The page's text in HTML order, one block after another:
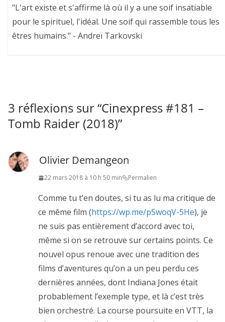
"L'art existe et s'affirme là où il y a une soif insatiable
pour le spirituel, l'idéal. Une soif qui rassemble tous les
êtres humains." - Andreï Tarkovski
3 réflexions sur “Cinexpress #181 –
Tomb Raider (2018)”
Olivier Demangeon
22 mars 2018 à 10 h 50 min Permalien
Comme tu t’en doutes, si tu as lu ma critique de
ce même film (https://wp.me/p5woqV-5He), je
ne suis pas entièrement d’accord avec toi,
même si on se retrouve sur certains points. Ce
nouvel opus renoue avec une tradition des
films d’aventures qu’on a un peu perdu ces
dernières années, dont Indiana Jones était
probablement l’exemple type, et là c’est très
bien orchestré. La course poursuite en VTT, la